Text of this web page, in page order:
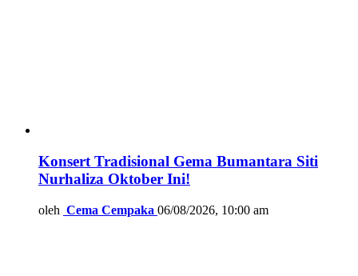
Konsert Tradisional Gema Bumantara Siti
Nurhaliza Oktober Ini!
oleh Cema Cempaka 06/08/2026, 10:00 am